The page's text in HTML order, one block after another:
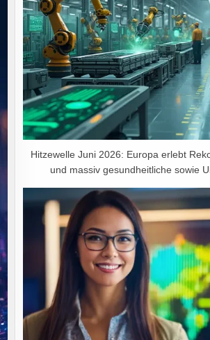
Hitzewelle Juni 2026: Europa erlebt
und massiv gesundheitliche sowie